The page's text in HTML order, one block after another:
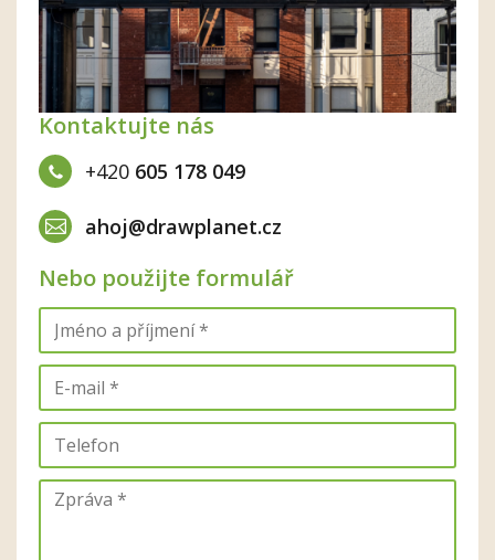
Kontaktujte nás
+420 605 178 049
ahoj@drawplanet.cz
Nebo použijte formulář